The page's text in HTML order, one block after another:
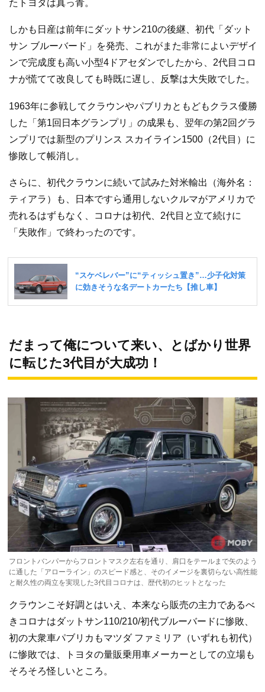
たトヨタは真っ青。
しかも日産は前年にダットサン210の後継、初代「ダット
サン ブルーバード」を発売、これがまた非常によいデザイ
ンで完成度も高い小型4ドアセダンでしたから、2代目コロ
ナが慌てて改良しても時既に遅し、反撃は大失敗でした。
1963年に参戦してクラウンやパブリカともどもクラス優勝
した「第1回日本グランプリ」の成果も、翌年の第2回グラ
ンプリでは新型のプリンス スカイライン1500（2代目）に
惨敗して帳消し。
さらに、初代クラウンに続いて試みた対米輸出（海外名：
ティアラ）も、日本ですら通用しないクルマがアメリカで
売れるはずもなく、コロナは初代、2代目と立て続けに
「失敗作」で終わったのです。
だまって俺について来い、とばかり世界
に転じた3代目が大成功！
フロントバンパーからフロントマスク左右を通り、肩口をテールまで矢のよう
に通した「アローライン」のスピード感と、そのイメージを裏切らない高性能
と耐久性の両立を実現した3代目コロナは、歴代初のヒットとなった
クラウンこそ好調とはいえ、本来なら販売の主力であるべ
きコロナはダットサン110/210/初代ブルーバードに惨敗、
初の大衆車パブリカもマツダ ファミリア（いずれも初代）
に惨敗では、トヨタの量販乗用車メーカーとしての立場も
そろそろ怪しいところ。